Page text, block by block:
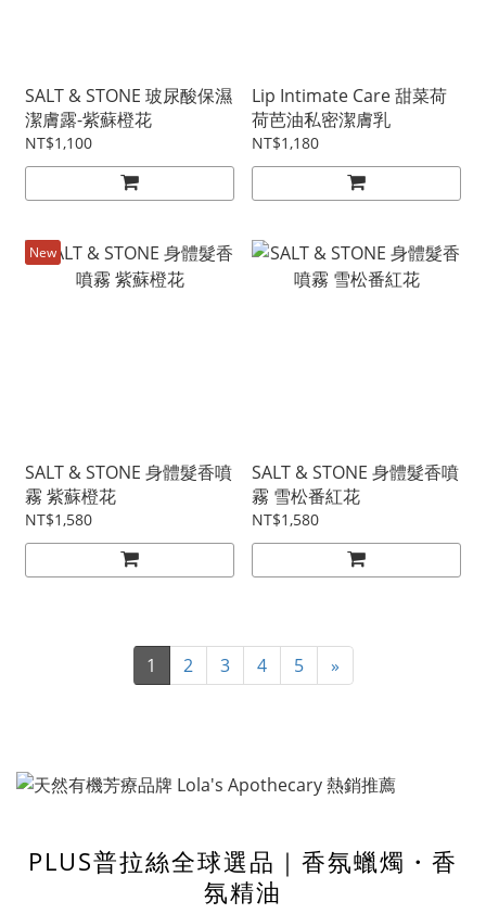
SALT & STONE 玻尿酸保濕
潔膚露-紫蘇橙花
NT$1,100
Lip Intimate Care 甜菜荷
荷芭油私密潔膚乳
NT$1,180
New
SALT & STONE 身體髮香噴
霧 紫蘇橙花
NT$1,580
SALT & STONE 身體髮香噴
霧 雪松番紅花
NT$1,580
1 2 3 4 5 »
PLUS普拉絲全球選品｜ 香氛蠟燭・香
氛精油